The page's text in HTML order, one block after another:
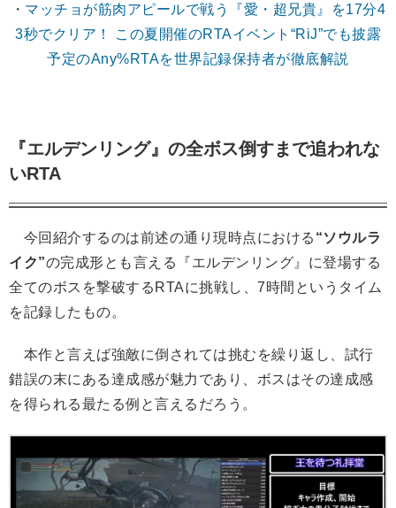
・ マッチョが筋肉アピールで戦う『愛・超兄貴』を17分4
3秒でクリア！ この夏開催のRTAイベント“RiJ”でも披露
予定のAny%RTAを世界記録保持者が徹底解説
『エルデンリング』の全ボス倒すまで追われな
いRTA
今回紹介するのは前述の通り現時点における “ソウルラ
イク”の完成形とも言える『エルデンリング』に登場する
全てのボスを撃破するRTAに挑戦し、7時間というタイム
を記録したもの。
本作と言えば強敵に倒されては挑むを繰り返し、試行
錯誤の末にある達成感が魅力であり、ボスはその達成感
を得られる最たる例と言えるだろう。